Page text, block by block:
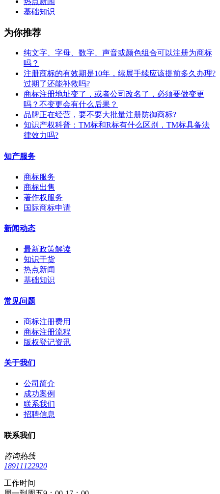
基础知识
为你推荐
纯文字、字母、数字、声音或颜色组合可以注册为商标
吗？
注册商标的有效期是10年，续展手续应该提前多久办理?
过期了还能补救吗?
商标注册地址变了，或者公司改名了，必须要做变更
吗？不变更会有什么后果？
​品牌正在经营，要不要大批量注册防御商标?
知识产权科普：TM标和R标有什么区别，TM标具备法
律效力吗?
知产服务
商标服务
商标出售
著作权服务
国际商标申请
新闻动态
最新政策解读
知识干货
热点新闻
基础知识
常见问题
商标注册费用
商标注册流程
版权登记资讯
关于我们
公司简介
成功案例
联系我们
招聘信息
联系我们
咨询热线
18911122920
工作时间